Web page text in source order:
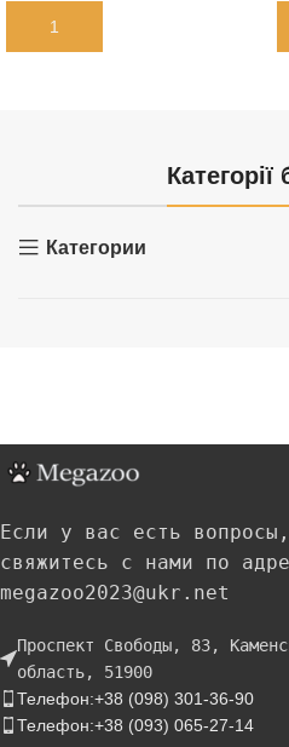
В КОРЗИНУ
Категорії
Категории
Если у вас есть
свяжитесь с нами по
megazoo2023@ukr.net
Проспект Свободы, 83,
область, 51900
Телефон:+38 (098) 301-36-90
Телефон:+38 (093) 065-27-14